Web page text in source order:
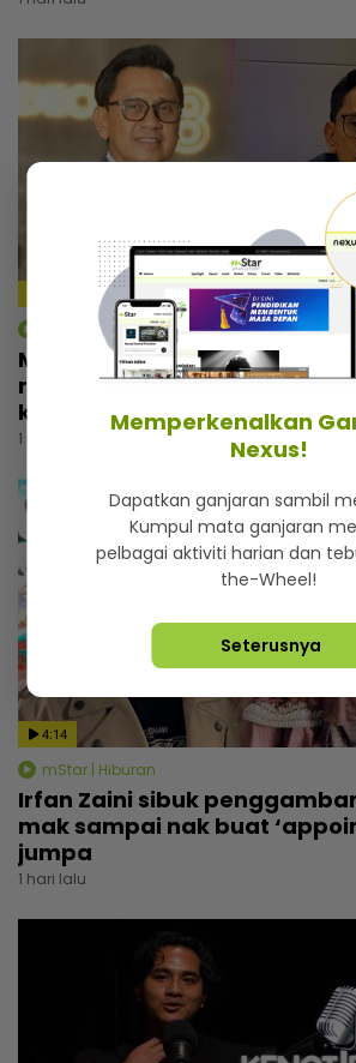
mStar | Hiburan
Macam tak percaya umur
rupanya ini amalan mudah
kekal awet muda
1 hari lalu
4:14
mStar | Hiburan
Irfan Zaini sibuk
mak sampai nak buat
jumpa
1 hari lalu
Memperkenalkan
Nexus!
Dapatkan ganjaran sambil
Kumpul mata ganjaran
pelbagai aktiviti harian dan
the-Wheel!
Seterusnya